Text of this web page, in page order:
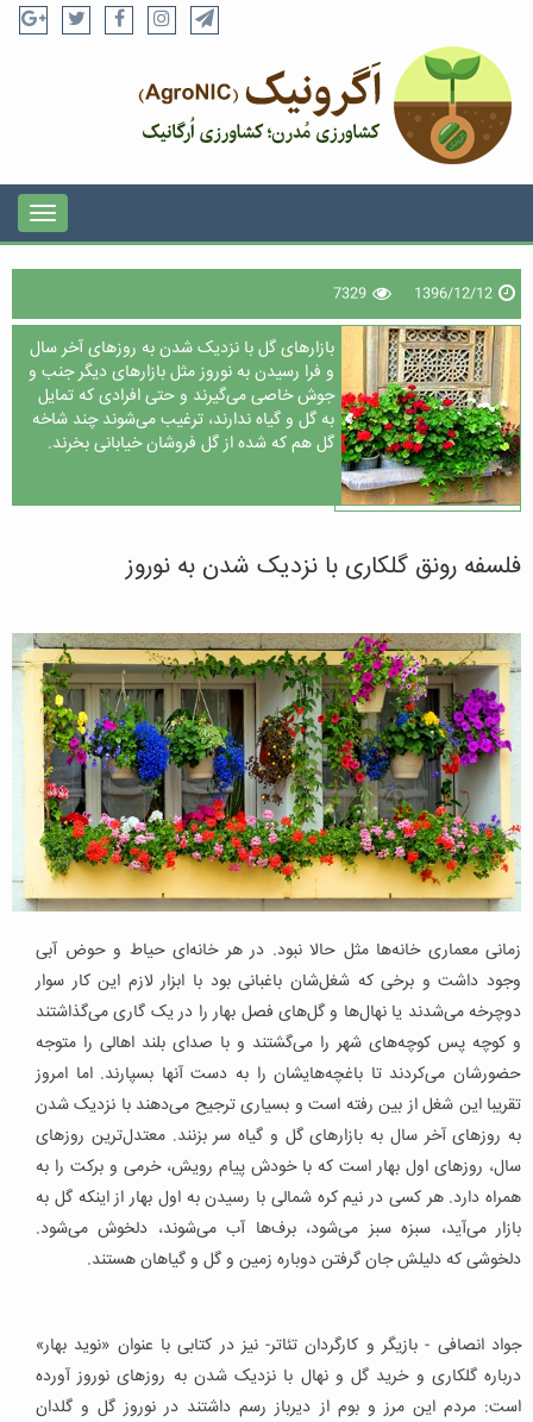
1396/12/12
7329
بازارهای گل با نزدیک شدن به روزهای آخر سال
و فرا رسیدن به نوروز مثل بازارهای دیگر جنب و
جوش خاصی می‌گیرند و حتی افرادی که تمایل
به گل و گیاه ندارند، ترغیب می‌شوند چند شاخه
گل هم که شده از گل فروشان خیابانی بخرند.
فلسفه رونق گلکاری با نزدیک شدن به نوروز
زمانی معماری خانه‌ها مثل حالا نبود. در هر خانه‌ای حیاط و حوض آبی
وجود داشت و برخی که شغل‌شان باغبانی بود با ابزار لازم این کار سوار
دوچرخه‌ می‌شدند یا نهال‌ها و گل‌های فصل بهار را در یک گاری می‌گذاشتند
و کوچه پس کوچه‌های شهر را می‌گشتند و با صدای بلند اهالی را متوجه
حضورشان می‌کردند تا باغچه‌هایشان را به دست آنها بسپارند. اما امروز
تقریبا این شغل از بین رفته است و بسیاری ترجیح می‌دهند با نزدیک شدن
به روزهای آخر سال به بازارهای گل و گیاه سر بزنند. معتدل‌ترین روزهای
سال، روزهای اول بهار است که با خودش پیام رویش، خرمی و برکت را به
همراه دارد. هر کسی در نیم کره شمالی با رسیدن به اول بهار از اینکه گل به
بازار می‌آید، سبزه سبز می‌شود، برف‌ها آب می‌شوند، دلخوش می‌شود.
دلخوشی که دلیلش جان گرفتن دوباره زمین و گل و گیاهان هستند.
جواد انصافی - بازیگر و کارگردان تئاتر- نیز در کتابی با عنوان «نوید بهار»
درباره گلکاری و خرید گل و نهال با نزدیک شدن به روزهای نوروز آورده
است: مردم این مرز و بوم از دیرباز رسم داشتند در نوروز گل و گلدان